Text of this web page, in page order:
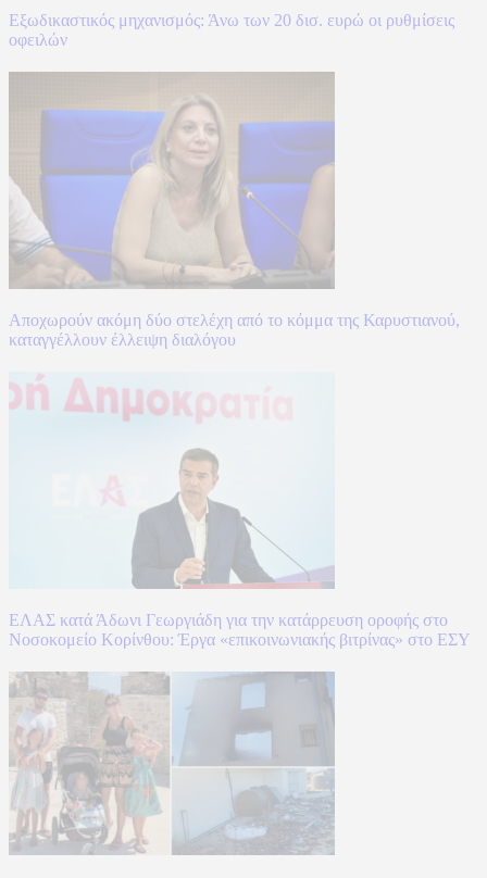
Εξωδικαστικός μηχανισμός: Άνω των 20 δισ. ευρώ οι ρυθμίσεις
οφειλών
Αποχωρούν ακόμη δύο στελέχη από το κόμμα της Καρυστιανού,
καταγγέλλουν έλλειψη διαλόγου
ΕΛΑΣ κατά Άδωνι Γεωργιάδη για την κατάρρευση οροφής στο
Νοσοκομείο Κορίνθου: Έργα «επικοινωνιακής βιτρίνας» στο ΕΣΥ